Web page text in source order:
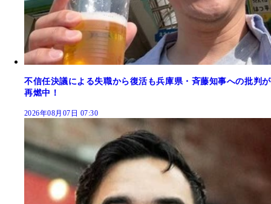
不信任決議による失職から復活も兵庫県・斉藤知事への批判が
再燃中！
2026年08月07日 07:30